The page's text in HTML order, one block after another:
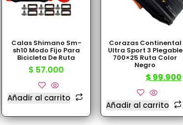
Calas Shimano Sm-
sh10 Modo Fijo Para
Bicicleta De Ruta
$ 57.000
Añadir al carrito
Corazas Continental
Ultra Sport 3 Plegable
700×25 Ruta Color
Negro
$ 99.900
Añadir al carrito